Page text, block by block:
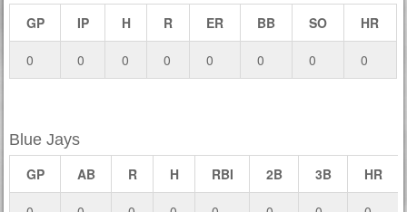
GP IP H R ER BB SO HR
0 0 0 0 0 0 0 0
Blue Jays
GP
AB R H RBI 2B 3B HR